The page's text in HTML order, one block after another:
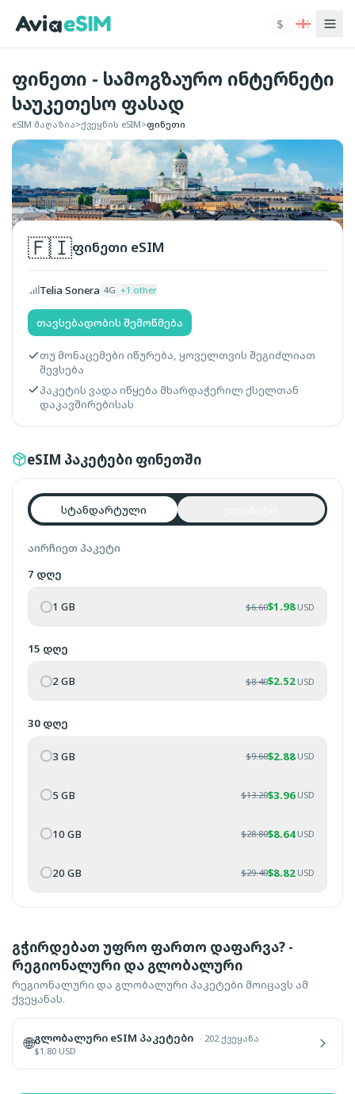
$
ფინეთი - სამოგზაურო ინტერნეტი
საუკეთესო ფასად
eSIM მაღაზია>ქვეყნის eSIM>ფინეთი
🇫🇮ფინეთიeSIM
Telia Sonera 4G +1 other
თავსებადობის შემოწმება
თუ მონაცემები იწურება, ყოველთვის შეგიძლიათ
შევსება
პაკეტის ვადა იწყება მხარდაჭერილ ქსელთან
დაკავშირებისას
eSIM პაკეტები ფინეთში
სტანდარტული
აირჩიეთ პაკეტი
7 დღე
1 GB $6.60$1.98 USD
15 დღე
2 GB $8.40$2.52 USD
30 დღე
3 GB $9.60$2.88 USD
5 GB $13.20$3.96 USD
10 GB $28.80$8.64 USD
20 GB $29.40$8.82 USD
გჭირდებათ უფრო ფართო დაფარვა? -
რეგიონალური და გლობალური
რეგიონალური და გლობალური პაკეტები მოიცავს ამ
ქვეყანას.
🌐გლობალური eSIM პაკეტები · 202 ქვეყანა
$1.80 USD